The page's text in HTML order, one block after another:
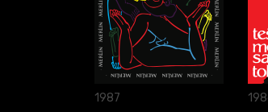
1987